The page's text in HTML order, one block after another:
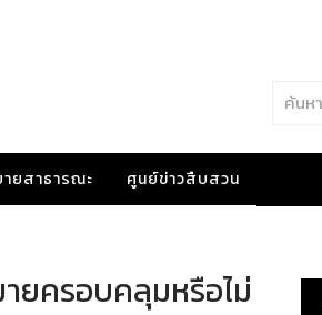
ยสาธารณะ ศูนย์ข่าวสืบสวน
ยครอบคลุมหรือไม่